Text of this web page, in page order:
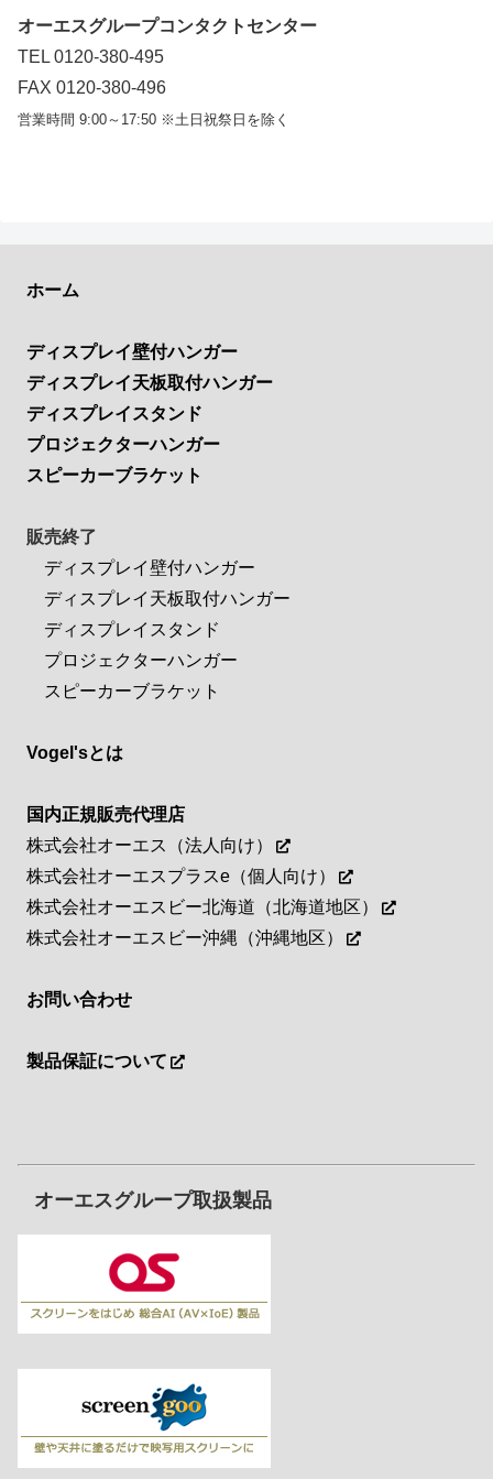
オーエスグループコンタクトセンター
TEL 0120-380-495
FAX 0120-380-496
営業時間 9:00～17:50 ※土日祝祭日を除く
ホーム
ディスプレイ壁付ハンガー
ディスプレイ天板取付ハンガー
ディスプレイスタンド
プロジェクターハンガー
スピーカーブラケット
販売終了
ディスプレイ壁付ハンガー
ディスプレイ天板取付ハンガー
ディスプレイスタンド
プロジェクターハンガー
スピーカーブラケット
Vogel'sとは
国内正規販売代理店
株式会社オーエス（法人向け）
株式会社オーエスプラスe（個人向け）
株式会社オーエスビー北海道（北海道地区）
株式会社オーエスビー沖縄（沖縄地区）
お問い合わせ
製品保証について
オーエスグループ取扱製品